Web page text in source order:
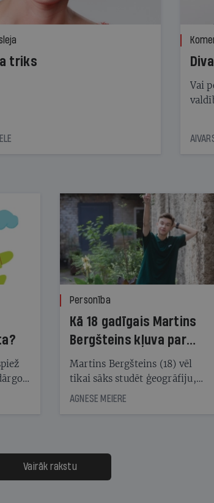
triks
Vai
Personība
Kā 18 gadīgais Martins
Bergšteins kļuva par
laika ziņu seju?
Martins Bergšteins (18) vēl
tikai sāks studēt ģeogrāfiju,
bet viņa sacītajam jau uzticas
uzcītīga darba, mammas
atbalsts un drosme turpināt
meteovērojumus arī tad, kad
AGNESE MEIERE
Vairāk rakstu